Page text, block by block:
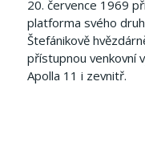
20. července 1969
platforma svého
Štefánikově
přístupnou venkovní
Apolla 11 i zevnitř.